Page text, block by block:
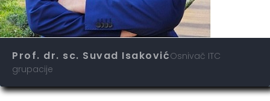
Prof. dr. sc. Suvad IsakovićOsnivač ITC
grupacije